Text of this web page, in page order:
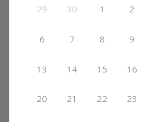
29 30 1 2
6 7 8 9
13 14 15 16
20 21 22 23